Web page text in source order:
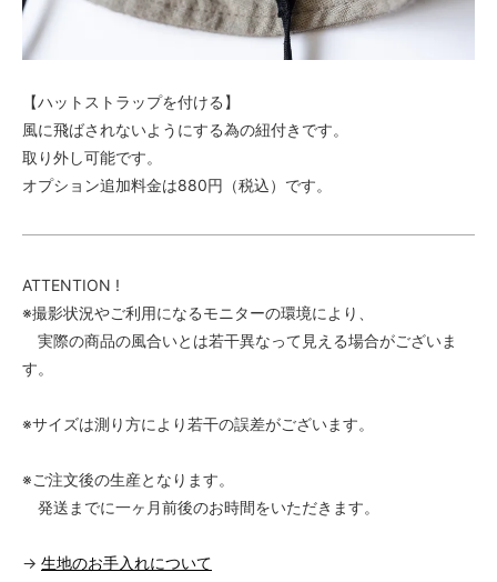
【ハットストラップを付ける】
風に飛ばされないようにする為の紐付きです。
取り外し可能です。
オプション追加料金は880円（税込）です。
ATTENTION !
※撮影状況やご利用になるモニターの環境により、
実際の商品の風合いとは若干異なって見える場合がございま
す。
※サイズは測り方により若干の誤差がございます。
※ご注文後の生産となります。
発送までに一ヶ月前後のお時間をいただきます。
→ 生地のお手入れについて